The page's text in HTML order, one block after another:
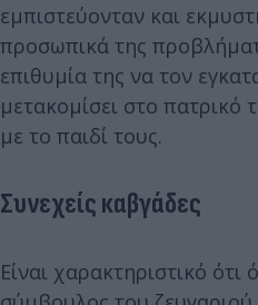
εμπιστεύονταν και
προσωπικά της
επιθυμία της να τον
μετακομίσει στο πατρικό
με το παιδί τους.
Συνεχείς καβγάδες
Είναι χαρακτηριστικό ότι